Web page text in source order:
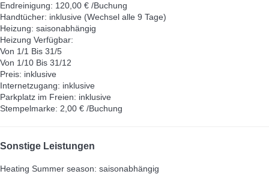
Endreinigung: 120,00 € /Buchung
Handtücher: inklusive (Wechsel alle 9 Tage)
Heizung: saisonabhängig
Heizung Verfügbar:
Von 1/1 Bis 31/5
Von 1/10 Bis 31/12
Preis: inklusive
Internetzugang: inklusive
Parkplatz im Freien: inklusive
Stempelmarke: 2,00 € /Buchung
Sonstige Leistungen
Heating Summer season: saisonabhängig